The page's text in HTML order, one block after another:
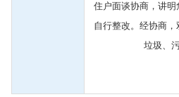
住户面谈协商，讲明
自行整改。经协商
垃圾、